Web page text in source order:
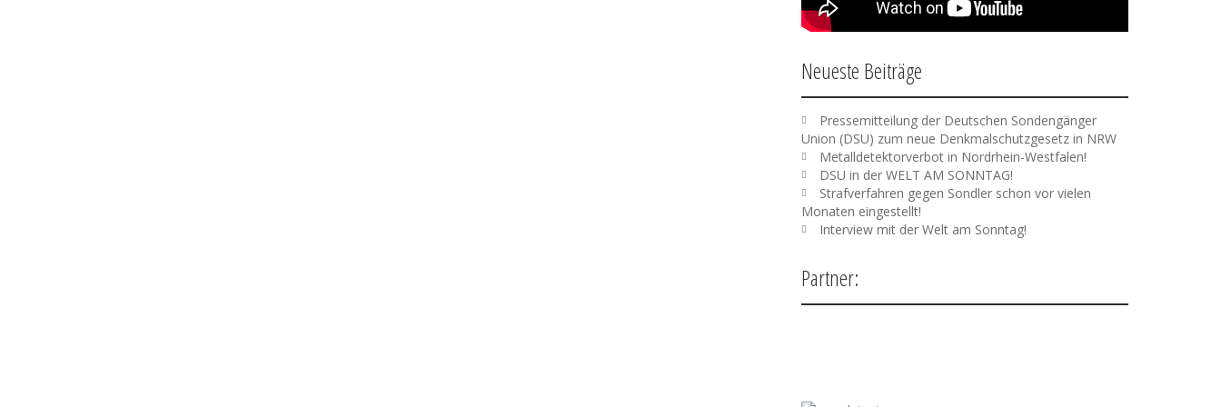
Neueste Beiträge
Pressemitteilung der Deutschen Sondengänger
Union (DSU) zum neue Denkmalschutzgesetz in NRW
Metalldetektorverbot in Nordrhein-Westfalen!
DSU in der WELT AM SONNTAG!
Strafverfahren gegen Sondler schon vor vielen
Monaten eingestellt!
Interview mit der Welt am Sonntag!
Partner: